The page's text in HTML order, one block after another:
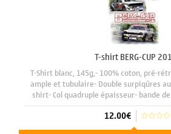
T-shirt BERG-CUP
T-Shirt blanc, 145g,- 100% coton, pré-
ample et tubulaire- Double surpiqûres
shirt- Col quadruple épaisseur- bande
face avant format A3 29 x
12.00€